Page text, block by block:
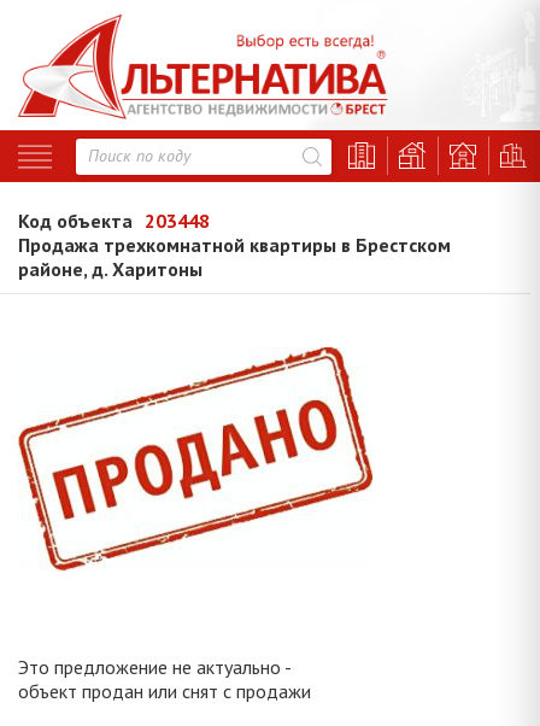
Код объекта 203448
Продажа трехкомнатной квартиры в Брестском
районе, д. Харитоны
Это предложение не актуально -
объект продан или снят с продажи